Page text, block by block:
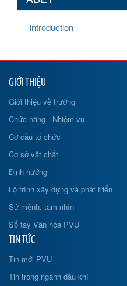
Introduction
GIỚI THIỆU
Giới thiệu về trường
Chức năng - Nhiệm vụ
Cơ cấu tổ chức
Cơ sở vật chất
Định hướng
Lộ trình xây dựng và phát triển
Sứ mệnh, tầm nhìn
Sổ tay Văn hóa PVU
TIN TỨC
Tin mới PVU
Tin trong ngành dầu khí